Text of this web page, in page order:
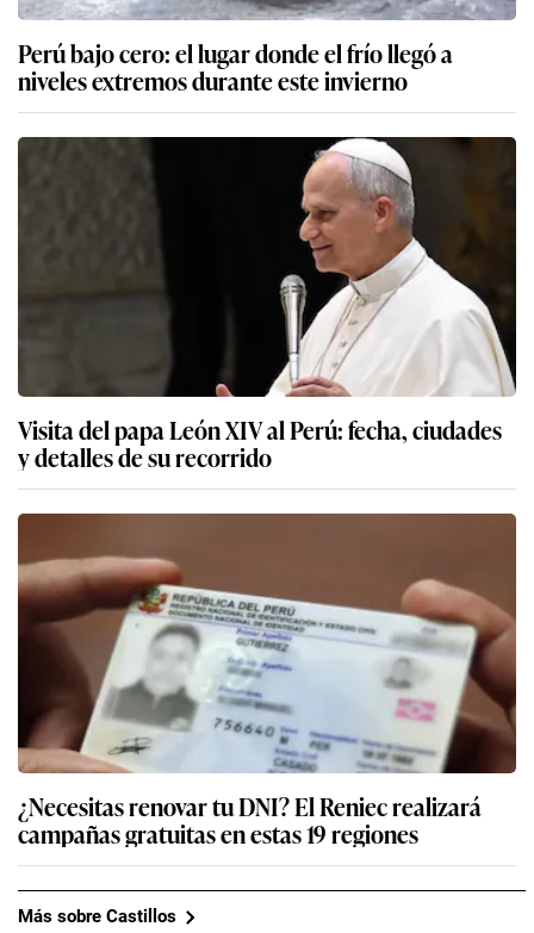
Perú bajo cero: el lugar donde el frío llegó a
niveles extremos durante este invierno
Visita del papa León XIV al Perú: fecha, ciudades
y detalles de su recorrido
¿Necesitas renovar tu DNI? El Reniec realizará
campañas gratuitas en estas 19 regiones
Más sobre Castillos